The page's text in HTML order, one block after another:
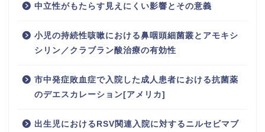
中立性がもたらす見えにくい影響とその意義
小児の持続性咳嗽における鼻咽頭細菌叢とアモキシ
シリン／クラブラン酸治療の有効性
市中発症敗血症で入院した成人患者における抗菌薬
のデエスカレーション[アメリカ]
出生児におけるRSV関連入院に対するニルセビマブ